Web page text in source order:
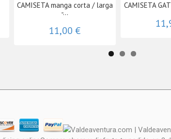
CAMISETA manga corta / larga
-...
11,00 €
CAMISETA